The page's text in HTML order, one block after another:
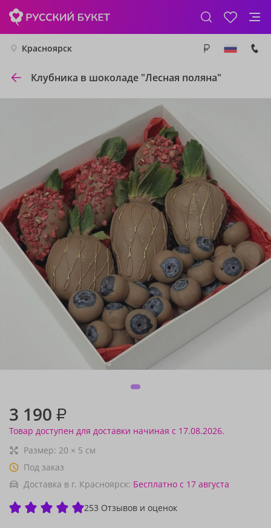
Красноярск
Клубника в шоколаде "Лесная поляна"
3 190 ₽
Товар доступен для доставки начиная с 17.08.2026.
Размер: 20 × 5 см
Под заказ
Доставка в г. Красноярск: Бесплатно с 17 августа
253 Отзывов и оценок